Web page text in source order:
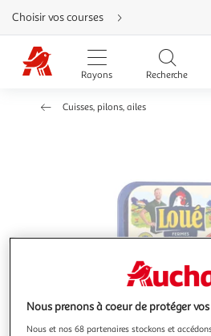
Aller
directement
au
contenu
Aller
directement
Aller
Choisir vos courses
Rayons Recherche
Cuisses, pilons, ailes
Nous prenons à coeur de protéger
Nous et nos 68 partenaires stockons et